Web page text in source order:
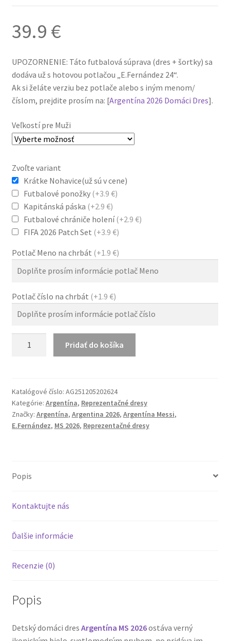
39.9 €
UPOZORNENIE: Táto futbalová súprava (dres + šortky) sa
dodáva už s hotovou potlačou „E.Fernández 24“.
Ak si želáte verziu bez potlače alebo s iným menom/
číslom, prejdite prosím na: [Argentína 2026 Domáci Dres].
Veľkostí pre Muži
Zvoľte variant
Krátke Nohavice(už sú v cene)
Futbalové ponožky (+3.9 €)
Kapitánská páska (+2.9 €)
Futbalové chrániče holení(+2.9 €)
FIFA 2026 Patch Set (+3.9 €)
Potlač Meno na chrbát (+1.9 €)
Potlač číslo na chrbát (+1.9 €)
Domáci
Dres
E.Fernández
24
Pridať do košíka
Katalógové číslo: AG251205202624
Kategórie: Argentína, Reprezentačné dresy
Značky: Argentína, Argentina 2026, Argentína Messi,
E.Fernández, MS 2026, Reprezentačné dresy
Popis
Kontaktujte nás
Ďalšie informácie
Recenzie (0)
Popis
Detský domáci dres Argentína MS 2026ostáva verný